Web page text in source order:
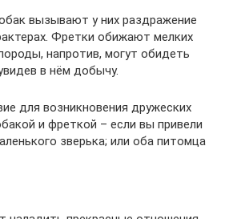
вызывают у них раздражение
Фретки обижают мелких
напротив, могут обидеть
в нём добычу.
для возникновения дружеских
и фреткой – если вы привели
зверька; или оба питомца